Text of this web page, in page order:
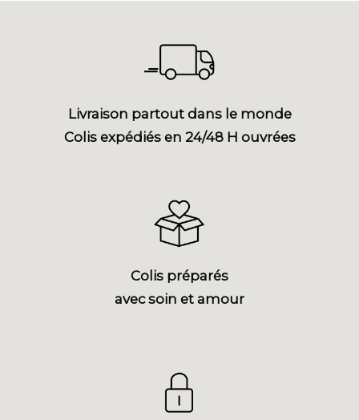
Livraison partout dans le monde
Colis expédiés en 24/48 H ouvrées
Colis préparés
avec soin et amour